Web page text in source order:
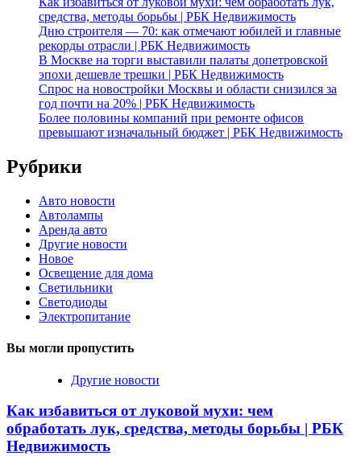
средства, методы борьбы | РБК Недвижимость
Дню строителя — 70: как отмечают юбилей и главные
рекорды отрасли | РБК Недвижимость
В Москве на торги выставили палаты допетровской
эпохи дешевле трешки | РБК Недвижимость
Спрос на новостройки Москвы и области снизился за
год почти на 20% | РБК Недвижимость
Более половины компаний при ремонте офисов
превышают изначальный бюджет | РБК Недвижимость
Рубрики
Авто новости
Автолампы
Аренда авто
Другие новости
Новое
Освещение для дома
Светильники
Светодиоды
Электропитание
Вы могли пропустить
Другие новости
Как избавиться от луковой мухи: чем
обработать лук, средства, методы борьбы | РБК
Недвижимость